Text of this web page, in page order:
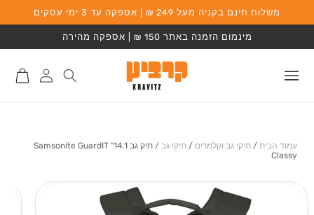
המשך לתוכן
משלוח חינם בקניה מעל 249 ₪ | אספקה עד 3 ימי עסקים
מינמום הזמנה באתר 150 ₪ | אספקה מהירה
התחברות
לאתר
סל
קניות
עמוד הבית / תיקי גב וקלמרים / תיקי גב /
תיק גב 14.1" Samsonite GuardIT
Classy
מעבר למידע על